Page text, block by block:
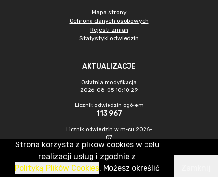
Mapa strony
Ochrona danych osobowych
Rejestr zmian
Statystyki odwiedzin
AKTUALIZACJE
Ostatnia modyfikacja
2026-08-05 10:10:29
Licznik odwiedzin ogółem
113 967
Licznik odwiedzin w m-cu 2026-
07
486
CMS & Hosting: Nefeni Sp. z o.o.
Strona korzysta z plików cookies w celu
realizacji usług i zgodnie z
Polityką Plików Cookies. Możesz określić